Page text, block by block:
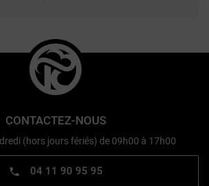
CONTACTEZ-NOUS
(hors jours fériés) de 09h00 à 17h00
04 11 90 95 95